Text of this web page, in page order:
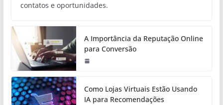
contatos e oportunidades.
A Importância da Reputação Online
para Conversão
Como Lojas Virtuais Estão Usando
IA para Recomendações